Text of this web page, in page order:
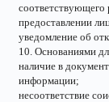
соответствующего
предоставлении
уведомление об
10. Основаниями
наличие в
информации;
несоответствие